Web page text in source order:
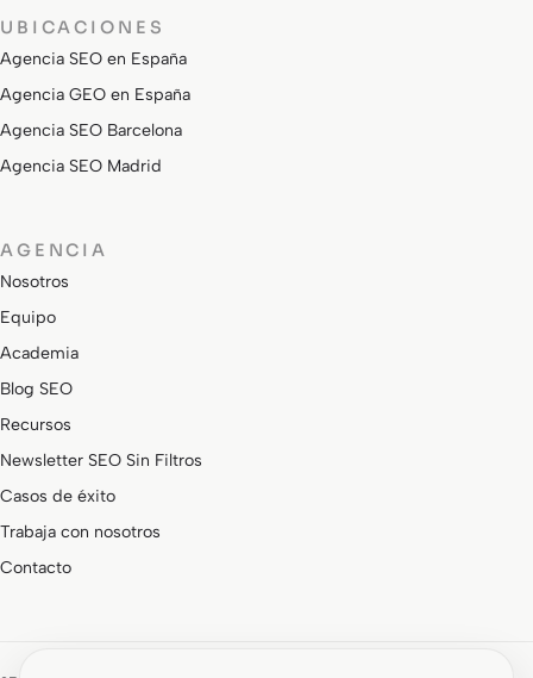
UBICACIONES
Agencia SEO en España
Agencia GEO en España
Agencia SEO Barcelona
Agencia SEO Madrid
AGENCIA
Nosotros
Equipo
Academia
Blog SEO
Recursos
Newsletter SEO Sin Filtros
Casos de éxito
Trabaja con nosotros
Contacto